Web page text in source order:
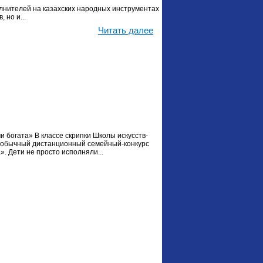
на казахских народных инструментах
но и...
Читать далее
богата» В классе скрипки Школы искусств-
дистанционный семейный-конкурс
Дети не просто исполняли...